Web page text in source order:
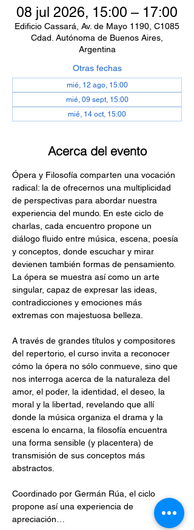
08 jul 2026, 15:00 – 17:00
Edificio Cassará, Av. de Mayo 1190, C1085
Cdad. Autónoma de Buenos Aires,
Argentina
Otras fechas
mié, 12 ago, 15:00
mié, 09 sept, 15:00
mié, 14 oct, 15:00
Acerca del evento
Ópera y Filosofía comparten una vocación
radical: la de ofrecernos una multiplicidad
de perspectivas para abordar nuestra
experiencia del mundo. En este ciclo de
charlas, cada encuentro propone un
diálogo fluido entre música, escena, poesía
y conceptos, donde escuchar y mirar
devienen también formas de pensamiento.
La ópera se muestra así como un arte
singular, capaz de expresar las ideas,
contradicciones y emociones más
extremas con majestuosa belleza.
A través de grandes títulos y compositores
del repertorio, el curso invita a reconocer
cómo la ópera no sólo conmueve, sino que
nos interroga acerca de la naturaleza del
amor, el poder, la identidad, el deseo, la
moral y la libertad, revelando que allí
donde la música organiza el drama y la
escena lo encarna, la filosofía encuentra
una forma sensible (y placentera) de
transmisión de sus conceptos más
abstractos.
Coordinado por Germán Rúa, el ciclo
propone así una experiencia de
apreciación…